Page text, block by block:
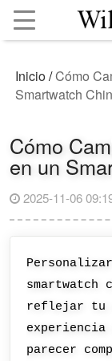
Inicio/Cómo
Smartwatch
Cómo
en un
2025-11-06
smartwatch
reflejar tu
experiencia
parecer